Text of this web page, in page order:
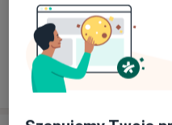
lekarz rodzinny
Pokaż profil